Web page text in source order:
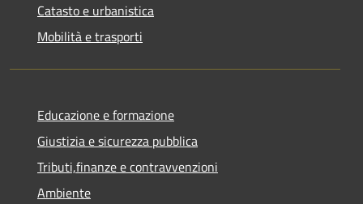
Catasto e urbanistica
Mobilità e trasporti
Educazione e formazione
Giustizia e sicurezza pubblica
Tributi,finanze e contravvenzioni
Ambiente